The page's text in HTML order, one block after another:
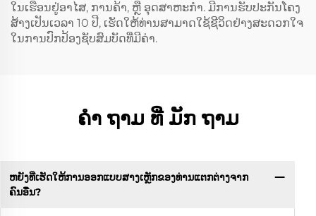
ໃນເຮືອນຢູ່ອາໄສ, ການຄ້າ, ຫຼື ອຸດສາຫະກຳ. ມີການຮັບປະກັນໂຄງ
ສ້າງເປັນເວລາ 10 ປີ, ເຮັດໃຫ້ທ່ານສາມາດໃຊ້ຊີວິດຢ່າງສະດວກໃຈ
ໃນການປົກປ້ອງຊັບສົມບັດທີ່ມີຄ່າ.
ຄໍາ ຖາມ ທີ່ ມັກ ຖາມ
ຫຍັງທີ່ເຮັດໃຫ້ການອອກແບບສາງເຫຼັກຂອງທ່ານແຕກຕ່າງຈາກ
ຄົນອື່ນ?